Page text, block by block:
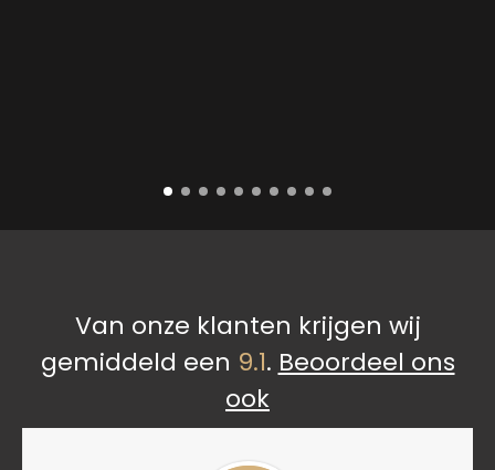
Van onze klanten krijgen wij
gemiddeld een 9.1. Beoordeel ons
ook